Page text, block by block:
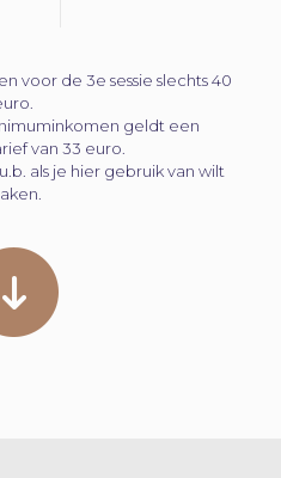
voor de 3e sessie slechts 40
geldt een
van 33 euro.
als je hier gebruik van wilt